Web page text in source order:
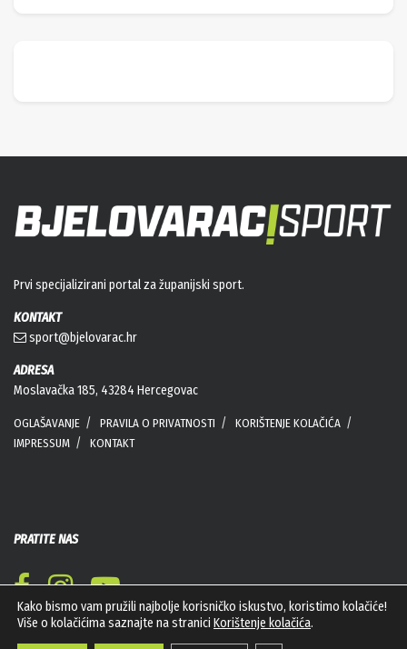
Prvi specijalizirani portal za županijski sport.
KONTAKT
sport@bjelovarac.hr
ADRESA
Moslavačka 185, 43284 Hercegovac
OGLAŠAVANJE PRAVILA O PRIVATNOSTI
KORIŠTENJE KOLAČIĆA
IMPRESSUM
KONTAKT
PRATITE NAS
Kako bismo vam pružili najbolje korisničko iskustvo, koristimo kolačiće!
Više o kolačićima saznajte na stranici Korištenje kolačića.